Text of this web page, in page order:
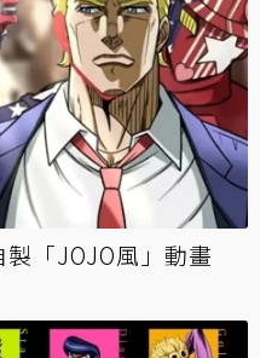
「JOJO風」動畫